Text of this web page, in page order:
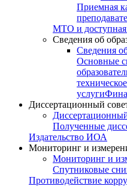
Приемная
МТО и доступная
Сведения об
Сведения
Основные
услуги
Диссертационный
Полученные
Издательство ИОА
Мониторинг и
Мониторинг и
Спутниковые
Противодействие